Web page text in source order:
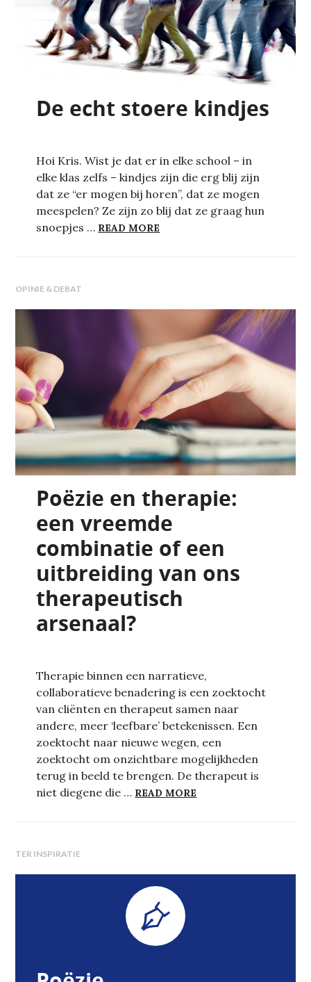
De echt stoere kindjes
Hoi Kris. Wist je dat er in elke school – in
elke klas zelfs – kindjes zijn die erg blij zijn
dat ze “er mogen bij horen”, dat ze mogen
meespelen? Ze zijn zo blij dat ze graag hun
snoepjes … READ MORE
OPINIE & DEBAT
Poëzie en therapie:
een vreemde
combinatie of een
uitbreiding van ons
therapeutisch
arsenaal?
Therapie binnen een narratieve,
collaboratieve benadering is een zoektocht
van cliënten en therapeut samen naar
andere, meer ‘leefbare’ betekenissen. Een
zoektocht naar nieuwe wegen, een
zoektocht om onzichtbare mogelijkheden
terug in beeld te brengen. De therapeut is
niet diegene die … READ MORE
TER INSPIRATIE
External
link